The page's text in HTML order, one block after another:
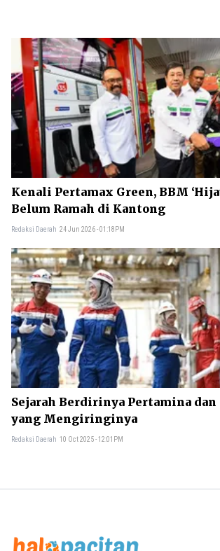
Kenali Pertamax Green, BBM
Belum Ramah di Kantong
Redaksi Daerah 24 Jun 2026 - 01:18PM
Sejarah Berdirinya Pertamina
yang Mengiringinya
Redaksi Daerah 10 Oct 2025 - 12:01PM